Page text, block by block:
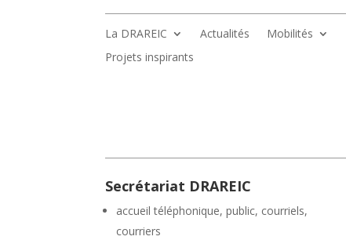
La DRAREIC Actualités Mobilités
Projets inspirants
Secrétariat DRAREIC
accueil téléphonique, public, courriels,
courriers